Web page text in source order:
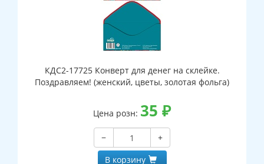
КДС2-17725 Конверт для денег на склейке.
Поздравляем! (женский, цветы, золотая фольга)
Цена розн: 35 ₽
−
+
В корзину